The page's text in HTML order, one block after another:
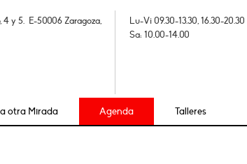
4 y 5. E-50006 Zaragoza,
Lu-Vi 09.30-13.30, 16.30-20.30
Sa: 10.00-14.00
otra Mirada Agenda Talleres